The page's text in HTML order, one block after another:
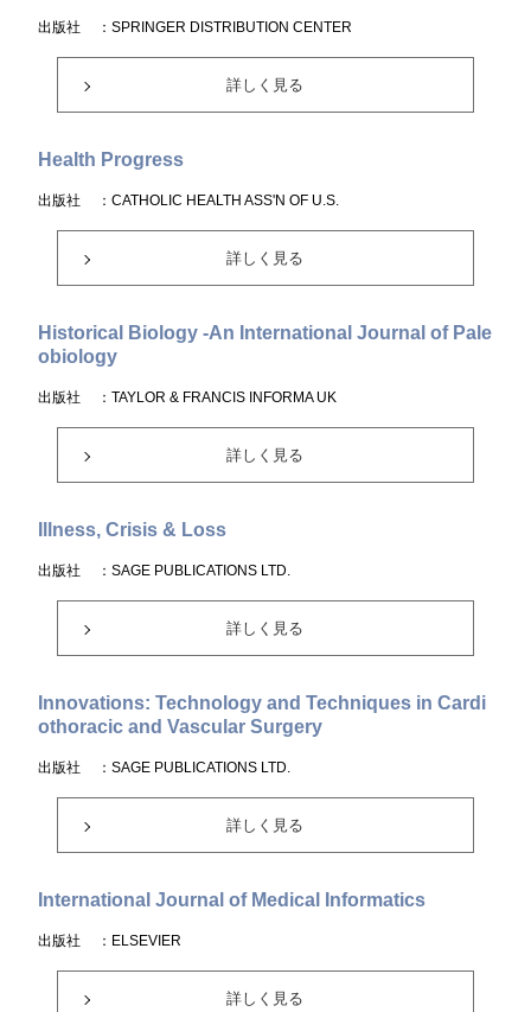
出版社 ：SPRINGER DISTRIBUTION CENTER
詳しく見る
Health Progress
出版社 ：CATHOLIC HEALTH ASS'N OF U.S.
詳しく見る
Historical Biology -An International Journal of Pale
obiology
出版社 ：TAYLOR & FRANCIS INFORMA UK
詳しく見る
Illness, Crisis & Loss
出版社 ：SAGE PUBLICATIONS LTD.
詳しく見る
Innovations: Technology and Techniques in Cardi
othoracic and Vascular Surgery
出版社 ：SAGE PUBLICATIONS LTD.
詳しく見る
International Journal of Medical Informatics
出版社 ：ELSEVIER
詳しく見る